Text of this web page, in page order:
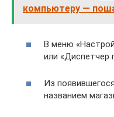
компьютеру —
В меню
или «Диспетчер
Из
названием